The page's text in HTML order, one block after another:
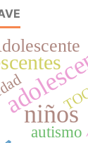
niños
autismo